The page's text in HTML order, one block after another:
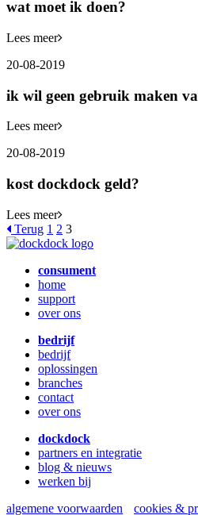
wat moet ik doen?
Lees meer
20-08-2019
ik wil geen gebruik maken
Lees meer
20-08-2019
kost dockdock geld?
Lees meer
Terug 1 2 3
consument
home
support
over ons
bedrijf
bedrijf
oplossingen
branches
contact
over ons
dockdock
partners en integratie
blog & nieuws
werken bij
algemene voorwaarden
cookies &